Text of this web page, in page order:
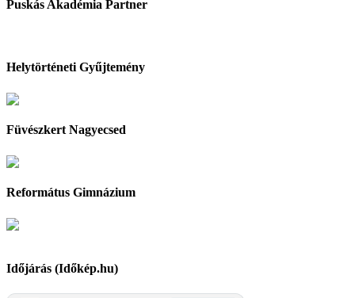
Puskás Akadémia Partner
Helytörténeti Gyűjtemény
Füvészkert Nagyecsed
Református Gimnázium
Időjárás (Időkép.hu)